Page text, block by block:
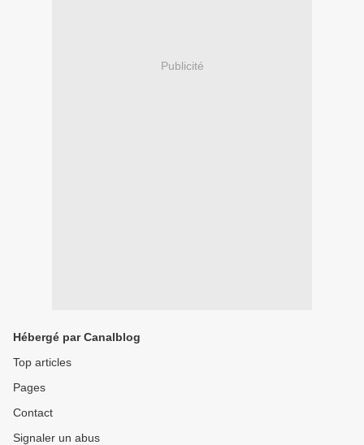
Publicité
Hébergé par Canalblog
Top articles
Pages
Contact
Signaler un abus